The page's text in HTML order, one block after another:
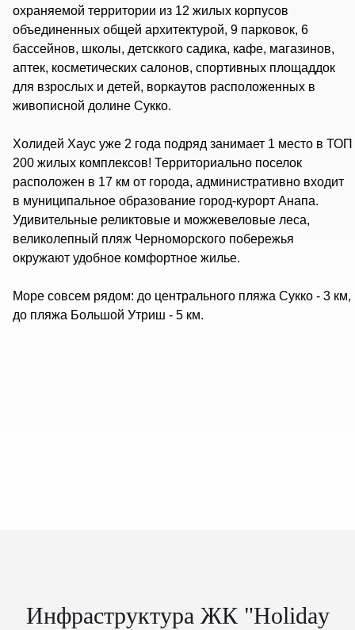
охраняемой территории из 12 жилых корпусов
объединенных общей архитектурой, 9 парковок, 6
бассейнов, школы, детсккого садика, кафе, магазинов,
аптек, косметических салонов, спортивных площаддок
для взрослых и детей, воркаутов расположенных в
живописной долине Сукко.
Холидей Хаус уже 2 года подряд занимает 1 место в ТОП
200 жилых комплексов! Территориально поселок
расположен в 17 км от города, административно входит
в муниципальное образование город-курорт Анапа.
Удивительные реликтовые и можжевеловые леса,
великолепный пляж Черноморского побережья
окружают удобное комфортное жилье.
Море совсем рядом: до центрального пляжа Сукко - 3 км,
до пляжа Большой Утриш - 5 км.
Инфраструктура ЖК "Holiday